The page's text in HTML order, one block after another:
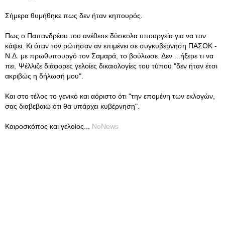
Σήμερα θυμήθηκε πως δεν ήταν κηπουρός.
Πως ο Παπανδρέου του ανέθεσε δύσκολα υπουργεία για να τον
κάψει. Κι όταν τον ρώτησαν αν επιμένει σε συγκυβέρνηση ΠΑΣΟΚ -
Ν.Δ. με πρωθυπουργό τον Σαμαρά, το βούλωσε. Δεν ...ήξερε τι να
πει. Ψέλλιζε διάφορες γελοίες δικαιολογίες του τύπου "δεν ήταν έτσι
ακριβώς η δήλωσή μου".
Και στο τέλος το γενικό και αόριστο ότι "την επομένη των εκλογών,
σας διαβεβαιώ ότι θα υπάρχει κυβέρνηση".
Καιροσκόπος και γελοίος... NoNews